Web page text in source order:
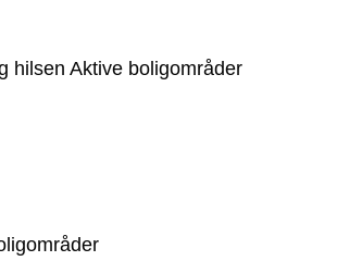
hilsen Aktive boligområder